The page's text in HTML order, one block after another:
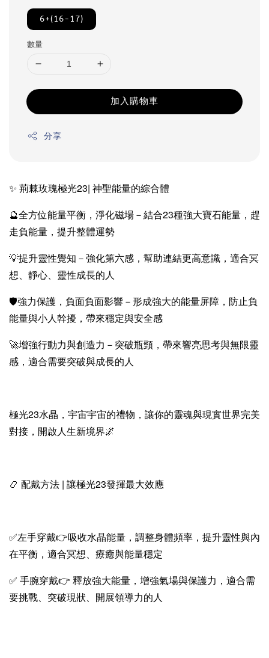
6+(16-17)
數量
加入購物車
分享
✨ 荊棘玫瑰極光23| 神聖能量的綜合體
🔮全方位能量平衡，淨化磁場－結合23種強大寶石能量，趕
走負能量，提升整體運勢
💡提升靈性覺知－強化第六感，幫助連結更高意識，適合冥
想、靜心、靈性成長的人
🛡強力保護，負面負面影響－形成強大的能量屏障，防止負
能量與小人幹擾，帶來穩定與安全感
🚀增強行動力與創造力－突破瓶頸，帶來響亮思考與無限靈
感，適合需要突破與成長的人
極光23水晶，宇宙宇宙的禮物，讓你的靈魂與現實世界完美
對接，開啟人生新境界🌌
📿 配戴方法 | 讓極光23發揮最大效應
✅左手穿戴👉吸收水晶能量，調整身體頻率，提升靈性與內
在平衡，適合冥想、療癒與能量穩定
✅ 手腕穿戴👉 釋放強大能量，增強氣場與保護力，適合需
要挑戰、突破現狀、開展領導力的人